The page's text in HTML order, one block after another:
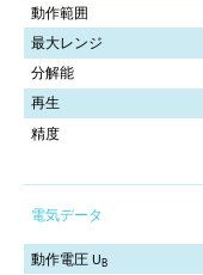
動作範囲
最大レンジ
分解能
再生
精度
電気データ
動作電圧 UB